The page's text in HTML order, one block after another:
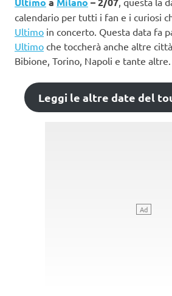
calendario per tutti i fan e i curiosi
Ultimo in concerto. Questa data fa
Ultimo che toccherà anche altre
Bibione, Torino, Napoli e tante altre.
Leggi le altre date del